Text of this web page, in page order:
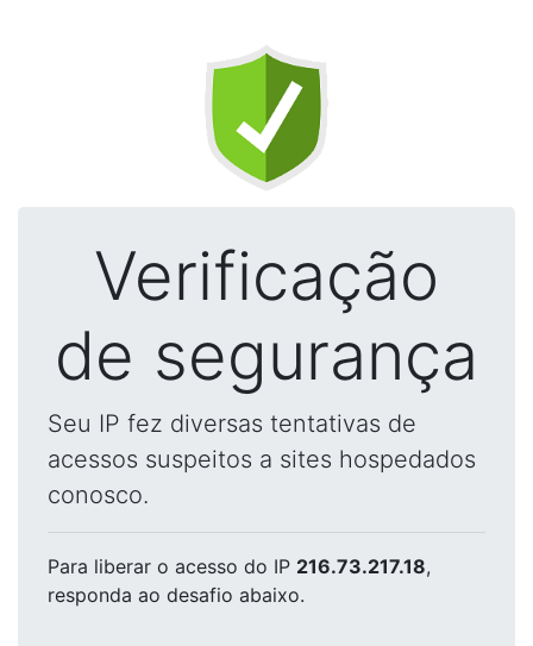
Verificação
de segurança
Seu IP fez diversas tentativas de
acessos suspeitos a sites hospedados
conosco.
Para liberar o acesso do IP 216.73.217.18,
responda ao desafio abaixo.